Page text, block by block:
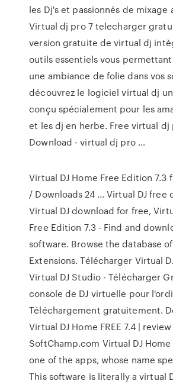
les Dj's et passionnés de mixage
Virtual dj pro 7 telecharger
version gratuite de virtual dj
outils essentiels vous
une ambiance de folie dans vos
découvrez le logiciel virtual dj
conçu spécialement pour les
et les dj en herbe. Free virtual dj
Download - virtual dj pro …
Virtual DJ Home Free Edition 7.3
/ Downloads 24 ... Virtual DJ free
Virtual DJ download for free,
Free Edition 7.3 - Find and
software. Browse the database
Extensions. Télécharger Virtual
Virtual DJ Studio - Télécharger
console de DJ virtuelle pour
Téléchargement gratuitement.
Virtual DJ Home FREE 7.4 | review
SoftChamp.com Virtual DJ Home
one of the apps, whose name
This software is literally a virtual